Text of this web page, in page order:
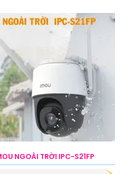
NGOÀI TRỜI IPC-S21FP